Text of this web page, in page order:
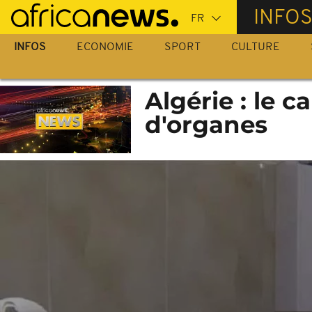
Passer
au
contenu
INFOS
INFOS ECONOMIE SPORT CULTURE
Algérie : le
d'organes